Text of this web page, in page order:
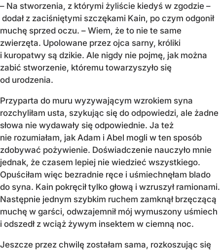
– Na stworzenia, z którymi żyliście kiedyś w zgodzie –
dodał z zaciśniętymi szczękami Kain, po czym odgonił
muchę sprzed oczu. – Wiem, że to nie te same
zwierzęta. Upolowane przez ojca sarny, króliki
i kuropatwy są dzikie. Ale nigdy nie pojmę, jak można
zabić stworzenie, któremu towarzyszyło się
od urodzenia.
Przyparta do muru wyzywającym wzrokiem syna
rozchyliłam usta, szykując się do odpowiedzi, ale żadne
słowa nie wydawały się odpowiednie. Ja też
nie rozumiałam, jak Adam i Abel mogli w ten sposób
zdobywać pożywienie. Doświadczenie nauczyło mnie
jednak, że czasem lepiej nie wiedzieć wszystkiego.
Opuściłam więc bezradnie ręce i uśmiechnęłam blado
do syna. Kain pokręcił tylko głową i wzruszył ramionami.
Następnie jednym szybkim ruchem zamknął brzęczącą
muchę w garści, odwzajemnił mój wymuszony uśmiech
i odszedł z wciąż żywym insektem w ciemną noc.
Jeszcze przez chwilę zostałam sama, rozkoszując się